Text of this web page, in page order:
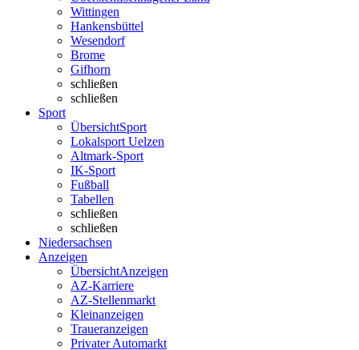
Wittingen
Hankensbüttel
Wesendorf
Brome
Gifhorn
schließen
schließen
Sport
ÜbersichtSport
Lokalsport Uelzen
Altmark-Sport
IK-Sport
Fußball
Tabellen
schließen
schließen
Niedersachsen
Anzeigen
ÜbersichtAnzeigen
AZ-Karriere
AZ-Stellenmarkt
Kleinanzeigen
Traueranzeigen
Privater Automarkt